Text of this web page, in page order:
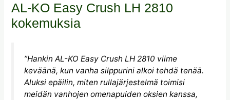
AL-KO Easy Crush LH 2810
kokemuksia
”Hankin AL-KO Easy Crush LH 2810 viime
keväänä, kun vanha silppurini alkoi tehdä tenää.
Aluksi epäilin, miten rullajärjestelmä toimisi
meidän vanhojen omenapuiden oksien kanssa,